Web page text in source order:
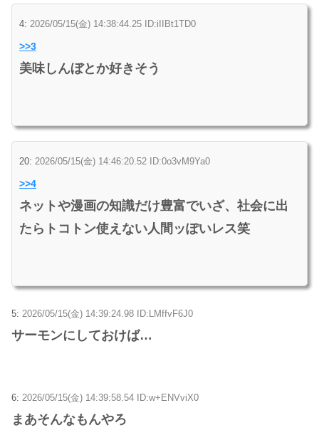
4: 2026/05/15(金) 14:38:44.25 ID:iIIBt1TD0
>>3
美味しんぼとか好きそう
20: 2026/05/15(金) 14:46:20.52 ID:0o3vM9Ya0
>>4
ネットや漫画の知識だけ豊富でいざ、社会に出
たらトコトン使えない人間ッぽいレス笑
5: 2026/05/15(金) 14:39:24.98 ID:LMffvF6J0
サーモンにしておけば…
6: 2026/05/15(金) 14:39:58.54 ID:w+ENVviX0
まあそんなもんやろ